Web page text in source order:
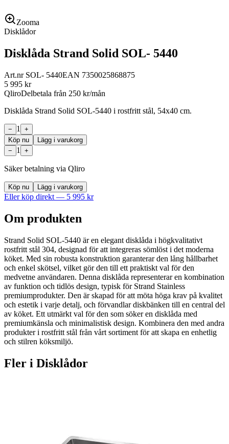
Zooma
Disklådor
Disklåda Strand Solid SOL- 5440
Art.nr SOL- 5440EAN 7350025868875
5 995 kr
QliroDelbetala från 250 kr/mån
Disklåda Strand Solid SOL-5440 i rostfritt stål, 54x40 cm.
− 1
+
Köp nu
Lägg i varukorg
−
1 +
Säker betalning via Qliro
Köp nu Lägg i varukorg
Eller köp direkt — 5 995 kr
Om produkten
Strand Solid SOL-5440 är en elegant disklåda i högkvalitativt
rostfritt stål 304, designad för att integreras sömlöst i det moderna
köket. Med sin robusta konstruktion garanterar den lång hållbarhet
och enkel skötsel, vilket gör den till ett praktiskt val för den
medvetne användaren. Denna disklåda representerar en kombination
av funktion och tidlös design, typisk för Strand Stainless
premiumprodukter. Den är skapad för att möta höga krav på kvalitet
och estetik i varje detalj, och förvandlar diskbänken till en central del
av köket. Ett utmärkt val för den som söker en disklåda med
premiumkänsla och minimalistisk design. Kombinera den med andra
produkter i rostfritt stål från vårt sortiment för att skapa en enhetlig
och stilren köksmiljö.
Fler i Disklådor